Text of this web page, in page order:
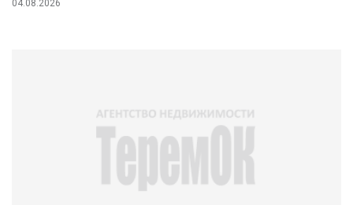
04.08.2026